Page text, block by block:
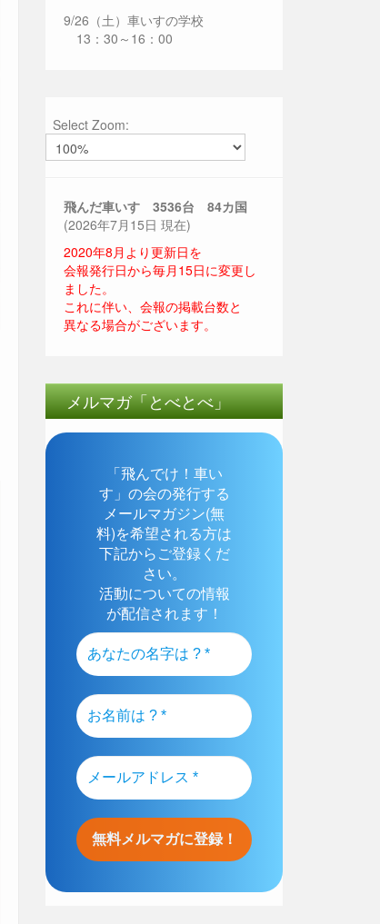
9/26（土）車いすの学校
13：30～16：00
Select Zoom:
飛んだ車いす 3536台 84カ国
(2026年7月15日 現在)
2020年8月より更新日を
会報発行日から毎月15日に変更し
ました。
これに伴い、会報の掲載台数と
異なる場合がございます。
メルマガ「とべとべ」
「飛んでけ！車い
す」の会の発行する
メールマガジン(無
料)を希望される方は
下記からご登録くだ
さい。
活動についての情報
が配信されます！